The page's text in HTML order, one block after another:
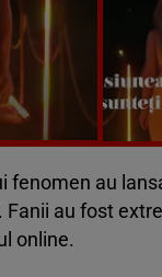
Vezi
14
fenomen au
Fanii au fost
online.